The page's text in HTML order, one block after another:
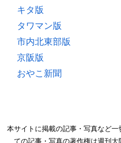
キタ版
タワマン版
市内北東部版
京阪版
おやこ新聞
本サイトに掲載の記事・写真など
ての記事・写真の著作権は週刊大